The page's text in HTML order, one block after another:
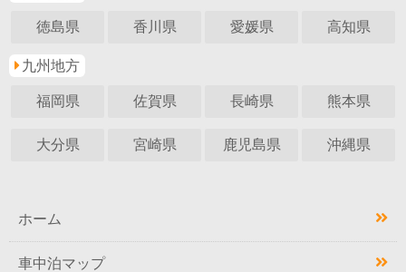
徳島県 香川県 愛媛県 高知県
九州地方
福岡県 佐賀県 長崎県 熊本県
大分県 宮崎県 鹿児島県 沖縄県
ホーム
車中泊マップ